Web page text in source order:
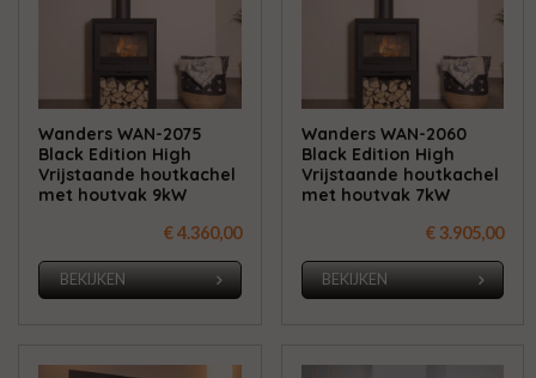
Wanders WAN-2075
Black Edition High
Vrijstaande houtkachel
met houtvak 9kW
€ 4.360,00
BEKIJKEN
Wanders WAN-2060
Black Edition High
Vrijstaande houtkachel
met houtvak 7kW
€ 3.905,00
BEKIJKEN